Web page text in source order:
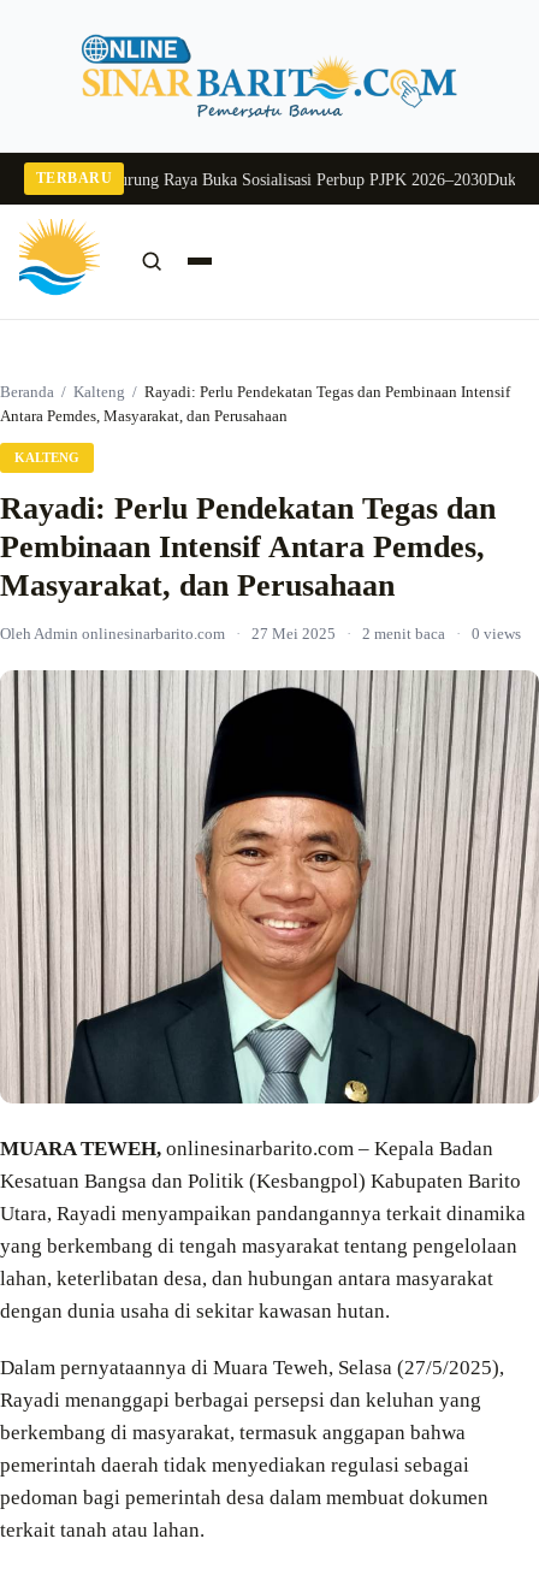
TERBARU
Pj Sekda Murung Raya Buka Sosialisasi Perbup PJPK 2026–2030Dukung
Beranda / Kalteng / Rayadi: Perlu Pendekatan Tegas dan Pembinaan Intensif
Antara Pemdes, Masyarakat, dan Perusahaan
KALTENG
Rayadi: Perlu Pendekatan Tegas dan
Pembinaan Intensif Antara Pemdes,
Masyarakat, dan Perusahaan
Oleh Admin onlinesinarbarito.com · 27 Mei 2025 · 2 menit baca · 0 views
MUARA TEWEH, onlinesinarbarito.com – Kepala Badan
Kesatuan Bangsa dan Politik (Kesbangpol) Kabupaten Barito
Utara, Rayadi menyampaikan pandangannya terkait dinamika
yang berkembang di tengah masyarakat tentang pengelolaan
lahan, keterlibatan desa, dan hubungan antara masyarakat
dengan dunia usaha di sekitar kawasan hutan.
Dalam pernyataannya di Muara Teweh, Selasa (27/5/2025),
Rayadi menanggapi berbagai persepsi dan keluhan yang
berkembang di masyarakat, termasuk anggapan bahwa
pemerintah daerah tidak menyediakan regulasi sebagai
pedoman bagi pemerintah desa dalam membuat dokumen
terkait tanah atau lahan.